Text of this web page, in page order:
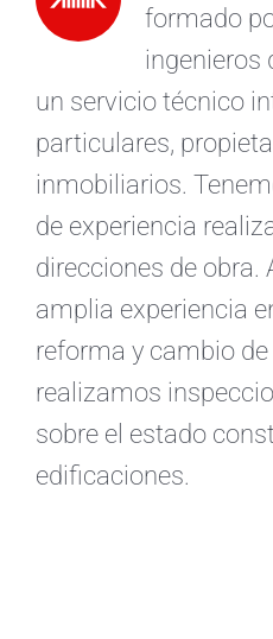
formado
ingenieros
un servicio técnico
particulares,
inmobiliarios.
de experiencia
direcciones de
amplia experiencia
reforma y cambio
realizamos
sobre el estado
edificaciones.